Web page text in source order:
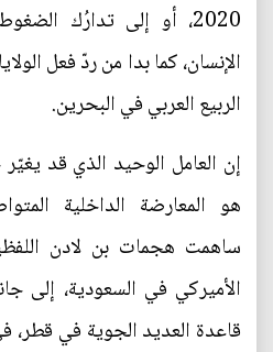
2020، أو إلى تدارُك
الإنسان، كما بدا من ردّ فعل
الربيع العربي في البحرين.
إن العامل الوحيد الذي قد
هو المعارضة الداخلية
ساهمت هجمات بن لادن
الأميركي في السعودية، إلى
قاعدة العديد الجوية في